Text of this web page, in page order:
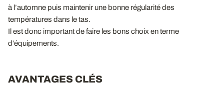
à l’automne puis maintenir une bonne régularité des
températures dans le tas.
Il est donc important de faire les bons choix en terme
d’équipements.
AVANTAGES CLÉS